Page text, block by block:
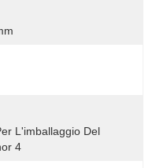
L'imballaggio Del
4